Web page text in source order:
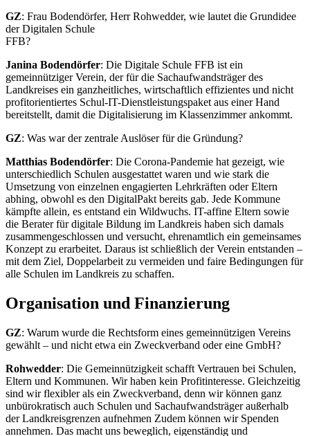
GZ: Frau Bodendörfer, Herr Rohwedder, wie lautet die Grundidee
der Digitalen Schule
FFB?
Janina Bodendörfer: Die Digitale Schule FFB ist ein
gemeinnütziger Verein, der für die Sachaufwandsträger des
Landkreises ein ganzheitliches, wirtschaftlich effizientes und nicht
profitorientiertes Schul-IT-Dienstleistungspaket aus einer Hand
bereitstellt, damit die Digitalisierung im Klassenzimmer ankommt.
GZ: Was war der zentrale Auslöser für die Gründung?
Matthias Bodendörfer: Die Corona-Pandemie hat gezeigt, wie
unterschiedlich Schulen ausgestattet waren und wie stark die
Umsetzung von einzelnen engagierten Lehrkräften oder Eltern
abhing, obwohl es den DigitalPakt bereits gab. Jede Kommune
kämpfte allein, es entstand ein Wildwuchs. IT-affine Eltern sowie
die Berater für digitale Bildung im Landkreis haben sich damals
zusammengeschlossen und versucht, ehrenamtlich ein gemeinsames
Konzept zu erarbeitet. Daraus ist schließlich der Verein entstanden –
mit dem Ziel, Doppelarbeit zu vermeiden und faire Bedingungen für
alle Schulen im Landkreis zu schaffen.
Organisation und Finanzierung
GZ: Warum wurde die Rechtsform eines gemeinnützigen Vereins
gewählt – und nicht etwa ein Zweckverband oder eine GmbH?
Rohwedder: Die Gemeinnützigkeit schafft Vertrauen bei Schulen,
Eltern und Kommunen. Wir haben kein Profitinteresse. Gleichzeitig
sind wir flexibler als ein Zweckverband, denn wir können ganz
unbürokratisch auch Schulen und Sachaufwandsträger außerhalb
der Landkreisgrenzen aufnehmen Zudem können wir Spenden
annehmen. Das macht uns beweglich, eigenständig und